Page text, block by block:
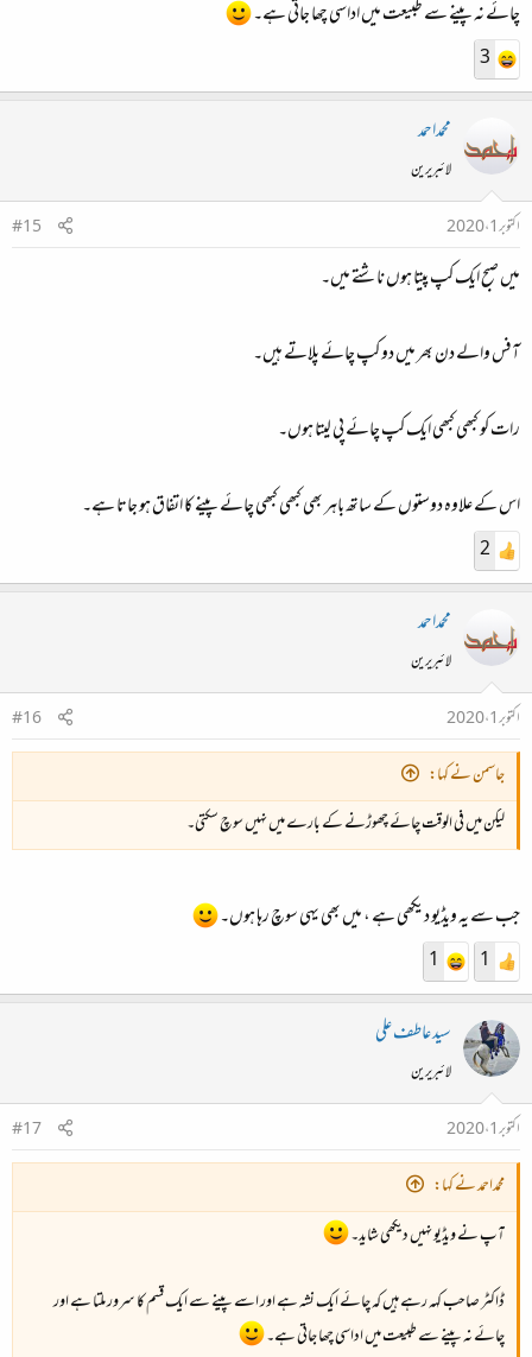
چائے نہ پینے سے طبیعت میں اداسی چھا جاتی ہے۔
3
محمداحمد
لائبریرین
اکتوبر 1، 2020
#15
میں صبح ایک کپ پیتا ہوں ناشتے میں۔
آفس والے دن بھر میں دو کپ چائے پلاتے ہیں۔
رات کو کبھی کبھی ایک کپ چائے پی لیتا ہوں۔
اس کے علاوہ دوستوں کے ساتھ باہر بھی کبھی کبھی چائے پینے کا اتفاق ہو جاتا ہے۔
2
محمداحمد
لائبریرین
اکتوبر 1، 2020
#16
جاسمن نے کہا:
لیکن میں فی الوقت چائے چھوڑنے کے بارے میں نہیں سوچ سکتی۔
جب سے یہ ویڈیو دیکھی ہے ، میں بھی یہی سوچ رہا ہوں۔
1
1
سید عاطف علی
لائبریرین
اکتوبر 1، 2020
#17
محمداحمد نے کہا:
آپ نے ویڈیو نہیں دیکھی شاید۔
ڈاکٹر صاحب کہہ رہے ہیں کہ چائے ایک نشہ ہے اور اسے پینے سے ایک قسم کا سرور ملتا ہے اور
چائے نہ پینے سے طبیعت میں اداسی چھا جاتی ہے۔